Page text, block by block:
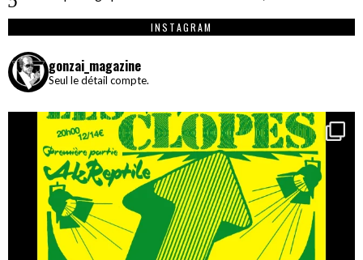
INSTAGRAM
gonzai_magazine
Seul le détail compte.